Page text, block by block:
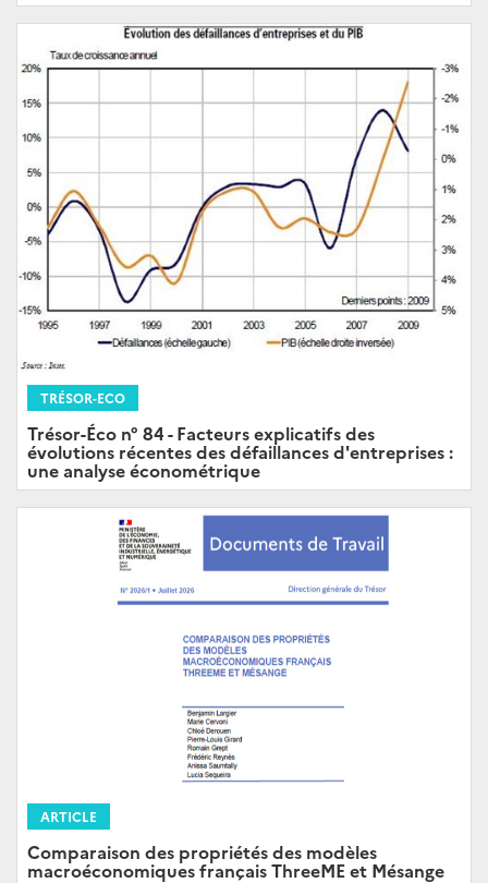
TRÉSOR-ECO
Trésor-Éco n° 84 - Facteurs explicatifs des
évolutions récentes des défaillances d'entreprises :
une analyse économétrique
ARTICLE
Comparaison des propriétés des modèles
macroéconomiques français ThreeME et Mésange